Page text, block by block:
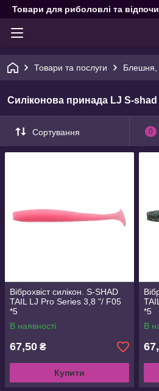
Товари для риболовлі та
Товари та послуги Блешня,
Силіконова принада LJ S-shad
Сортування 0
Віброхвіст силікон. S-SHAD
TAIL LJ Pro Series 3,8 "/ F05
*5
В наявності
67,50 ₴
Купити
*5
В